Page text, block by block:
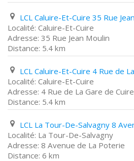
Caluire-Et-Cuire
35 Rue Jean Moulin
5.4 km
Caluire-Et-Cuire
4 Rue de La Gare de Cuire
5.4 km
La Tour-De-Salvagny
8 Avenue de La Poterie
6 km